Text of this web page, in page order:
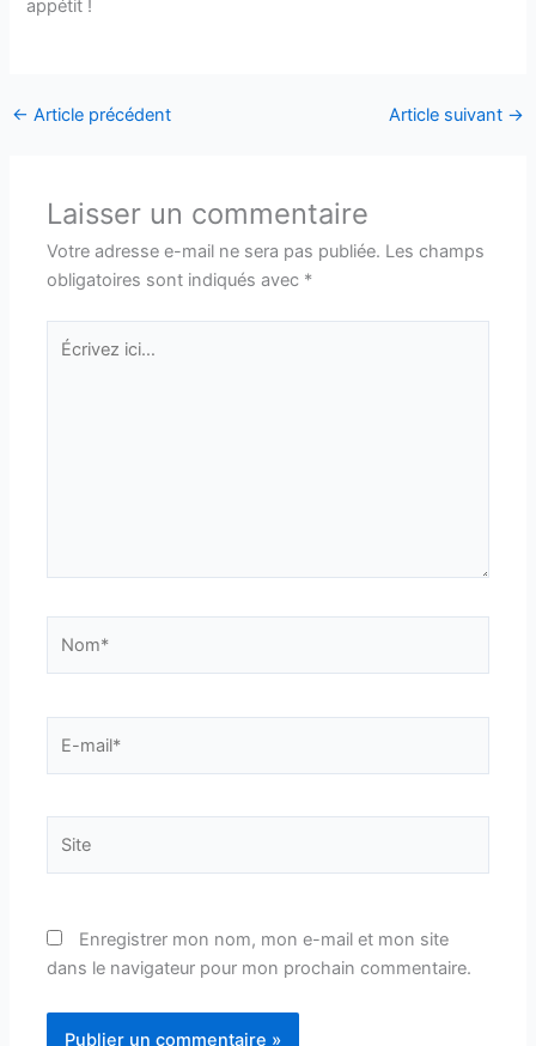
appétit !
← Article précédent Article suivant →
Laisser un commentaire
Votre adresse e-mail ne sera pas publiée. Les champs
obligatoires sont indiqués avec *
ici…
mail*
Enregistrer mon nom, mon e-mail et mon site
dans le navigateur pour mon prochain commentaire.